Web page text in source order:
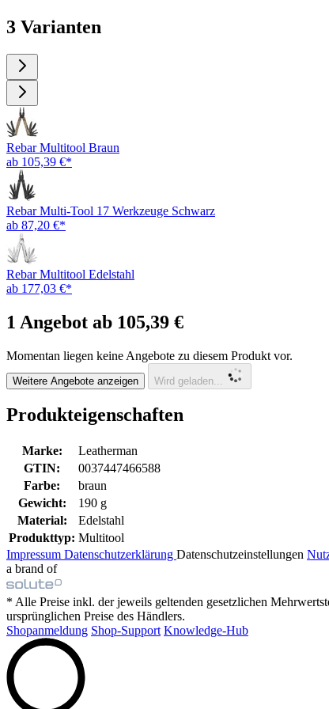
3 Varianten
Rebar Multitool Braun
ab 105,39 €*
Rebar Multi-Tool 17 Werkzeuge Schwarz
ab 87,20 €*
Rebar Multitool Edelstahl
ab 177,03 €*
1 Angebot ab 105,39 €
Momentan liegen keine Angebote zu diesem Produkt vor.
Weitere Angebote anzeigen Wird geladen...
Produkteigenschaften
Marke:
Leatherman
GTIN:
0037447466588
Farbe:
braun
Gewicht:
190 g
Material:
Edelstahl
Produkttyp: Multitool
Impressum Datenschutzerklärung Datenschutzeinstellungen
a brand of
* Alle Preise inkl. der jeweils geltenden gesetzlichen
ursprünglichen Preise des Händlers.
Shopanmeldung Shop-Support Knowledge-Hub